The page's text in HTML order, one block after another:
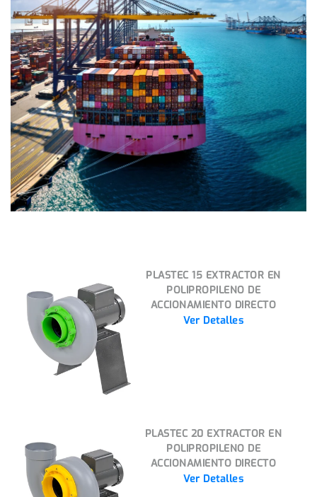
PLASTEC 15 EXTRACTOR EN
POLIPROPILENO DE
ACCIONAMIENTO DIRECTO
Ver Detalles
PLASTEC 20 EXTRACTOR EN
POLIPROPILENO DE
ACCIONAMIENTO DIRECTO
Ver Detalles